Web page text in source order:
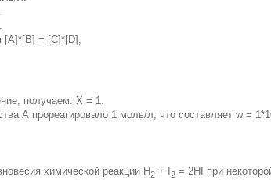
[А]*[В] = [С]*[D],
получаем: Х = 1.
А прореагировало 1 моль/л, что составляет w =
химической реакции H2 + I2 = 2HI при